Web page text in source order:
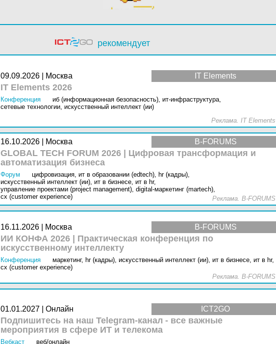
рекомендует
IT Elements
09.09.2026 | Москва
IT Elements 2026
Конференция иб (информационная безопасность), ит-инфраструктура,
сетевые технологии, искусственный интеллект (ии)
Реклама. IT Elements
B-FORUMS
16.10.2026 | Москва
GLOBAL TECH FORUM 2026 | Цифровая трансформация и
автоматизация бизнеса
Форум цифровизация, ит в образовании (edtech), hr (кадры),
искусственный интеллект (ии), ит в бизнесе, ит в hr,
управление проектами (project management), digital-маркетинг (martech),
cx (customer experience)
Реклама. B-FORUMS
B-FORUMS
16.11.2026 | Москва
ИИ КОНФА 2026 | Практическая конференция по
искусственному интеллекту
Конференция маркетинг, hr (кадры), искусственный интеллект (ии), ит в бизнесе, ит в hr,
cx (customer experience)
Реклама. B-FORUMS
ICT2GO
01.01.2027 | Онлайн
Подпишитесь на наш Telegram-канал - все важные
мероприятия в сфере ИТ и телекома
Вебкаст веб/онлайн